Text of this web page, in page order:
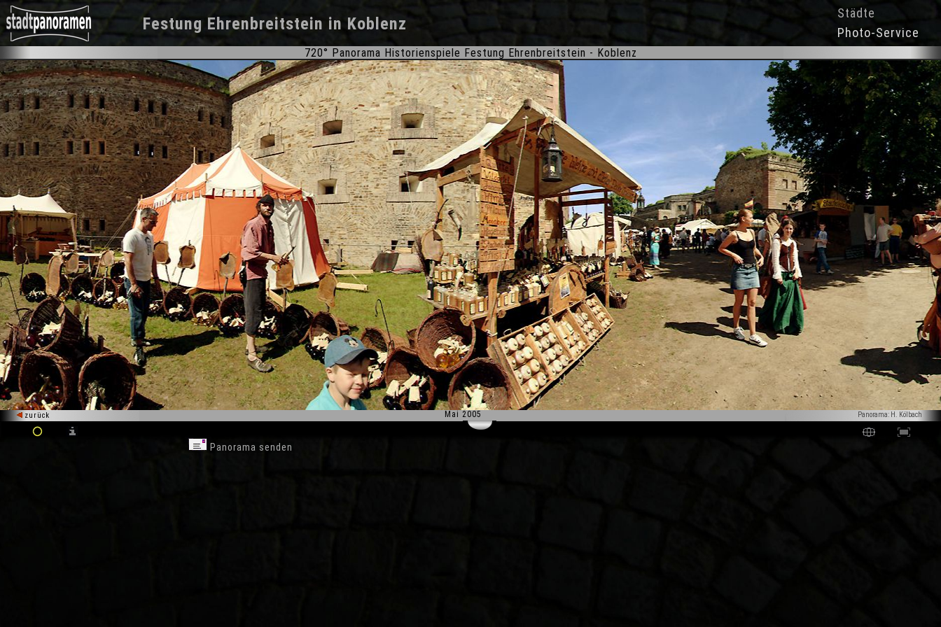
Festung Ehrenbreitstein in Koblenz
Städte
Photo-Service
720° Panorama Historienspiele Festung Ehrenbreitstein - Koblenz
zurück Panorama: H. Kölbach
Mai 2005
Panorama senden